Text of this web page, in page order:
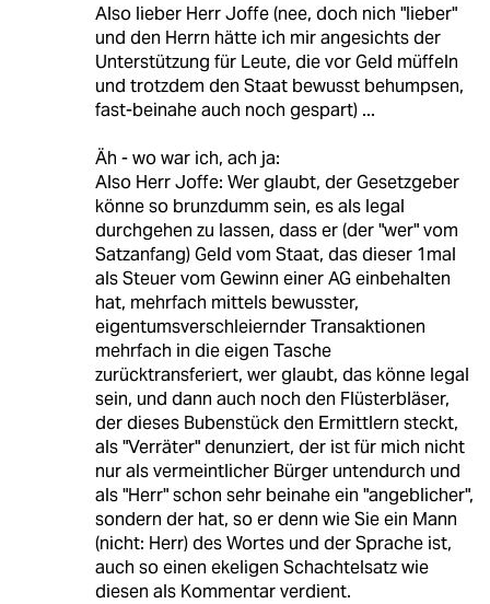
Also lieber Herr Joffe (nee, doch nich "lieber"
und den Herrn hätte ich mir angesichts der
Unterstützung für Leute, die vor Geld müffeln
und trotzdem den Staat bewusst behumpsen,
fast-beinahe auch noch gespart) ...
Äh - wo war ich, ach ja:
Also Herr Joffe: Wer glaubt, der Gesetzgeber
könne so brunzdumm sein, es als legal
durchgehen zu lassen, dass er (der "wer" vom
Satzanfang) Geld vom Staat, das dieser 1mal
als Steuer vom Gewinn einer AG einbehalten
hat, mehrfach mittels bewusster,
eigentumsverschleiernder Transaktionen
mehrfach in die eigen Tasche
zurücktransferiert, wer glaubt, das könne legal
sein, und dann auch noch den Flüsterbläser,
der dieses Bubenstück den Ermittlern steckt,
als "Verräter" denunziert, der ist für mich nicht
nur als vermeintlicher Bürger untendurch und
als "Herr" schon sehr beinahe ein "angeblicher",
sondern der hat, so er denn wie Sie ein Mann
(nicht: Herr) des Wortes und der Sprache ist,
auch so einen ekeligen Schachtelsatz wie
diesen als Kommentar verdient.